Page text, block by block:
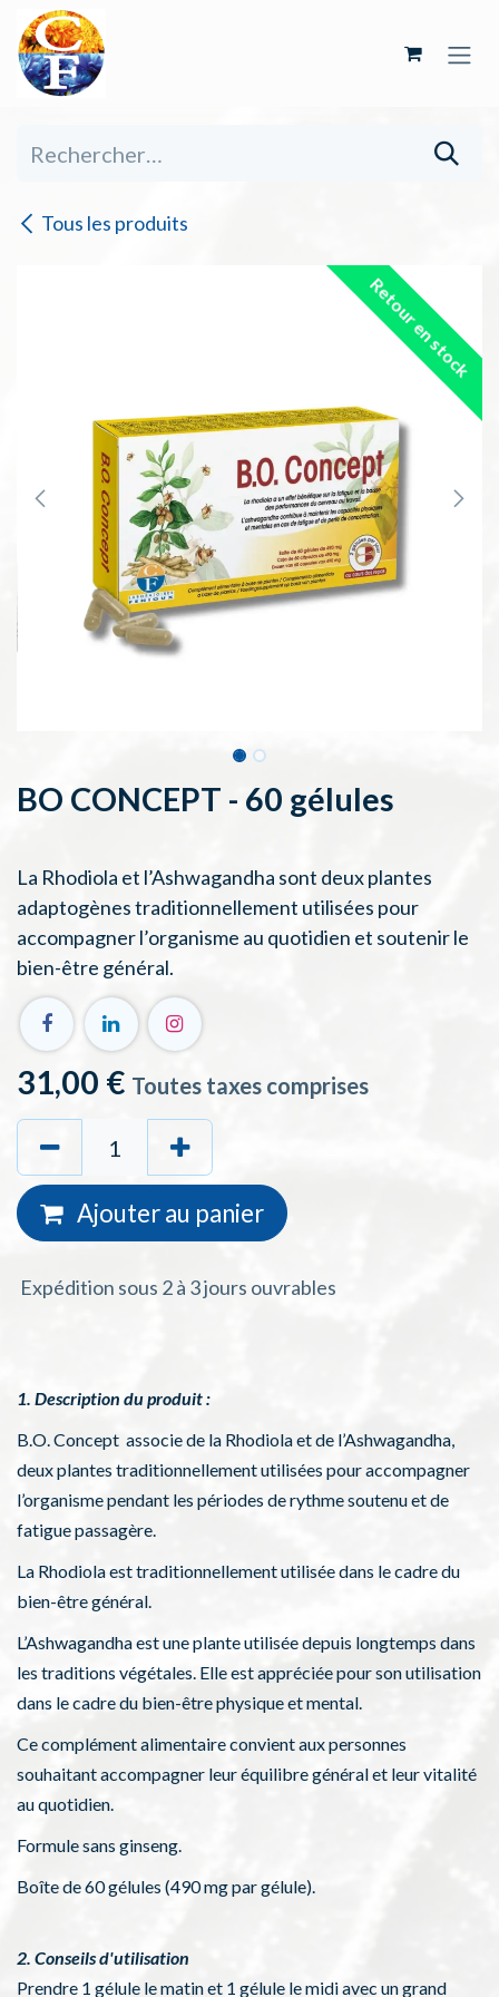
Se rendre au contenu
Tous les produits
Retour en stock
BO CONCEPT - 60 gélules
La Rhodiola et l’Ashwagandha sont deux plantes
adaptogènes traditionnellement utilisées pour
accompagner l’organisme au quotidien et soutenir le
bien-être général.
31,00 € Toutes taxes comprises
Ajouter au panier
Expédition sous 2 à 3 jours ouvrables
1. Description du produit :
B.O. Concept associe de la Rhodiola et de l’Ashwagandha,
deux plantes traditionnellement utilisées pour accompagner
l’organisme pendant les périodes de rythme soutenu et de
fatigue passagère.
La Rhodiola est traditionnellement utilisée dans le cadre du
bien-être général.
L’Ashwagandha est une plante utilisée depuis longtemps dans
les traditions végétales. Elle est appréciée pour son utilisation
dans le cadre du bien-être physique et mental.
Ce complément alimentaire convient aux personnes
souhaitant accompagner leur équilibre général et leur vitalité
au quotidien.
Formule sans ginseng.
Boîte de 60 gélules (490 mg par gélule).
2. Conseils d'utilisation
Prendre 1 gélule le matin et 1 gélule le midi avec un grand